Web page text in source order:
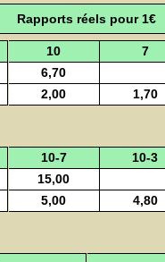
Rapports réels pour 1€
10 7
6,70
2,00 1,70
10-7 10-3
15,00
5,00 4,80